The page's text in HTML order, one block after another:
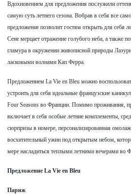
Вдохновением для предложения послужили
самую суть летнего сезона. Вобрав в себя все
предложение позволит гостям открыть для себя
Сене мерцает отражение голубого неба, а также
гламура в окружении живописной природы
ласковыми волнами Кап Ферра.
Предложением La Vie en Bleu можно
устроить для себя идеальные французские
Four Seasons во Франции. Помимо проживания,
включает в себя особые летние комплементы,
сюрпризы в номере, персонализированная
восхитительный ужин под открытым небом,
мере насладиться теплыми летними вечерами во
Предложение La Vie en Bleu
Париж